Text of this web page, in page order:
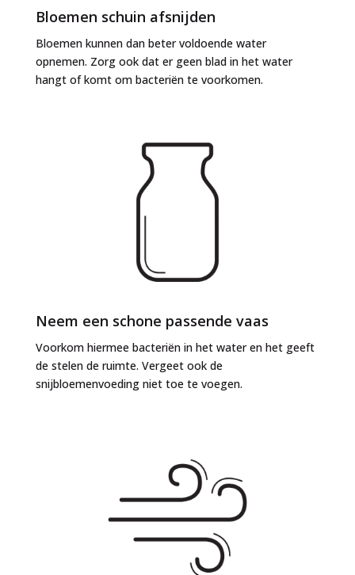
Bloemen schuin afsnijden
Bloemen kunnen dan beter voldoende water
opnemen. Zorg ook dat er geen blad in het water
hangt of komt om bacteriën te voorkomen.
Neem een schone passende vaas
Voorkom hiermee bacteriën in het water en het geeft
de stelen de ruimte. Vergeet ook de
snijbloemenvoeding niet toe te voegen.